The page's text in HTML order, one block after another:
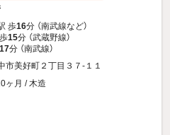
歩16分 （南武線など）
15分 （武蔵野線）
17分 （南武線）
市美好町２丁目３７-１１
ヶ月 / 木造